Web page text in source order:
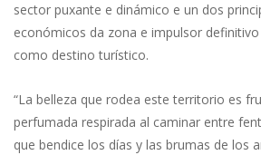
sector puxante e dinámico e un dos
económicos da zona e impulsor definitivo
como destino turístico.
“La belleza que rodea este territorio es
perfumada respirada al caminar entre
que bendice los días y las brumas de los